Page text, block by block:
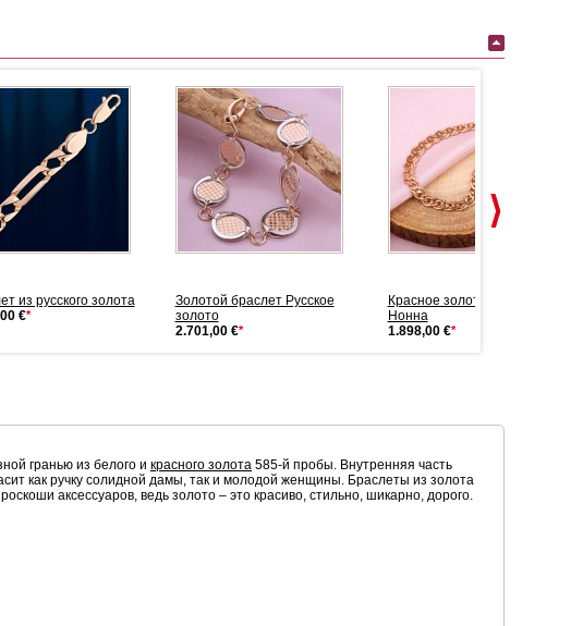
из русского золота
€*
Золотой браслет Русское
золото
2.701,00 €*
Красное золото 585 Браслет
Нонна
1.898,00 €*
гранью из белого и красного золота 585-й пробы. Внутренняя часть
как ручку солидной дамы, так и молодой женщины. Браслеты из золота
аксессуаров, ведь золото – это красиво, стильно, шикарно, дорого.